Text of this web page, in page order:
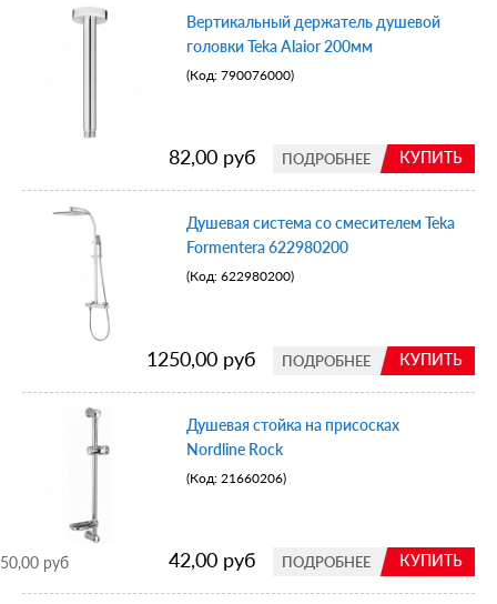
Вертикальный держатель душевой
головки Teka Alaior 200мм
(Код: 790076000)
КУПИТЬ
ПОДРОБНЕЕ
82,00 руб
Душевая система со смесителем Teka
Formentera 622980200
(Код: 622980200)
КУПИТЬ
ПОДРОБНЕЕ
1250,00 руб
Душевая стойка на присосках
Nordline Rock
(Код: 21660206)
КУПИТЬ
ПОДРОБНЕЕ
42,00 руб
50,00 руб